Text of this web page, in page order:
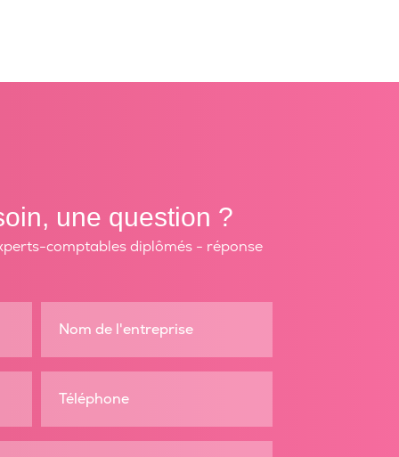
une question ?
comptables diplômés - réponse